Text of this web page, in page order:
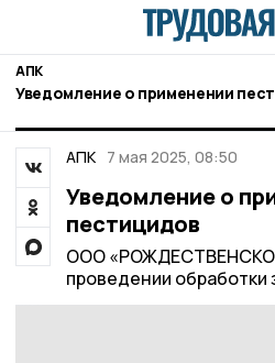
АПК
Уведомление о применении
АПК 7 мая 2025, 08:50
Уведомление о
пестицидов
ООО
проведении обработки